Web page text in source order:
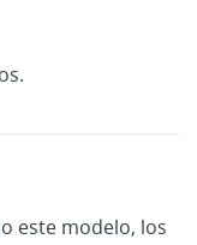
este modelo, los